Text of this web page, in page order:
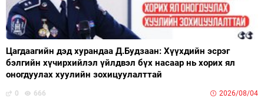
Цагдаагийн дэд хурандаа Д.Будзаан: Хүүхдийн эсрэг
бэлгийн хүчирхийлэл үйлдвэл бүх насаар нь хорих ял
оногдуулах хуулийн зохицуулалттай
0 666 2026/08/04